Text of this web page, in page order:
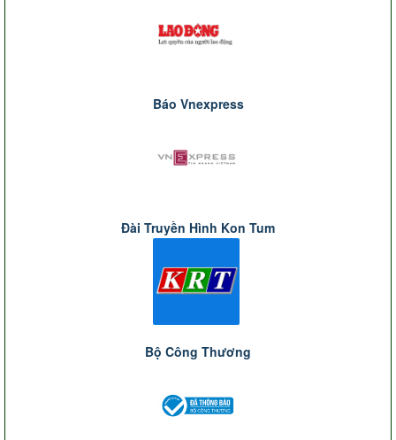
Báo Vnexpress
Đài Truyền Hình Kon Tum
Bộ Công Thương